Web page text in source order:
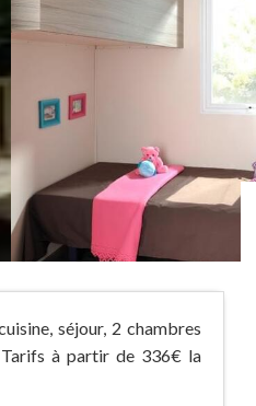
séjour, 2 chambres
Tarifs à partir de 336€ la